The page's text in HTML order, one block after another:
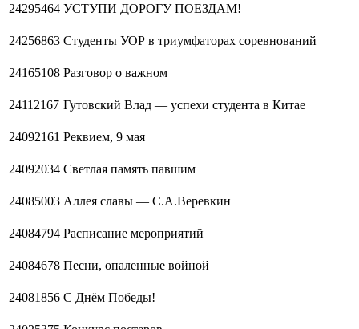
24295464 УСТУПИ ДОРОГУ ПОЕЗДАМ!
24256863 Студенты УОР в триумфаторах соревнований
24165108 Разговор о важном
24112167 Гутовский Влад — успехи студента в Китае
24092161 Реквием, 9 мая
24092034 Светлая память павшим
24085003 Аллея славы — С.А.Веревкин
24084794 Расписание мероприятий
24084678 Песни, опаленные войной
24081856 С Днём Победы!